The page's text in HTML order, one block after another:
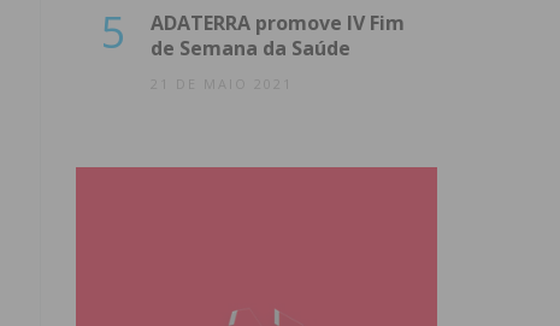
5
ADATERRA promove IV Fim
de Semana da Saúde
21 DE MAIO 2021